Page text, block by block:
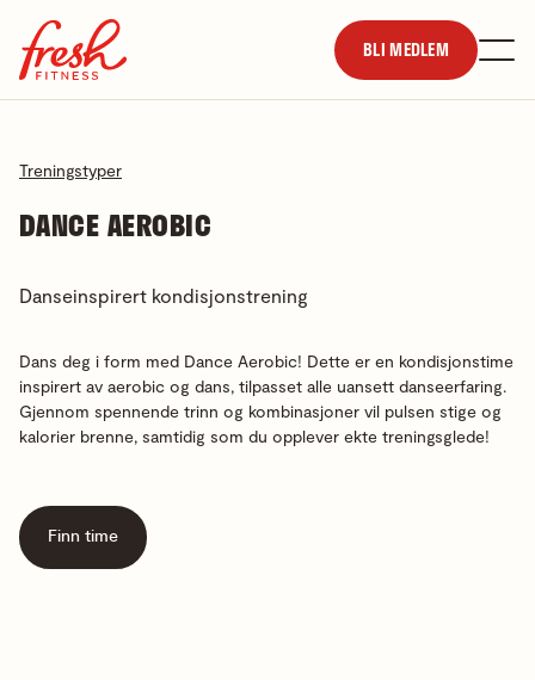
BLI MEDLEM
Treningstyper
DANCE AEROBIC
Danseinspirert kondisjonstrening
Dans deg i form med Dance Aerobic! Dette er en kondisjonstime
inspirert av aerobic og dans, tilpasset alle uansett danseerfaring.
Gjennom spennende trinn og kombinasjoner vil pulsen stige og
kalorier brenne, samtidig som du opplever ekte treningsglede!
Finn time